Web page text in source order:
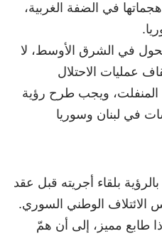
في الضفة الغربية،
في الشرق الأوسط، لا
عمليات الاحتلال
المنفلت، ويجب طرح رؤية
في لبنان وسوريا
بلقاء أجريته قبل عقد
الوطني السوري.
طابع مميز، إلى أن همّ